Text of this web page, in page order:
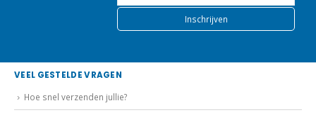
VEEL GESTELDE VRAGEN
Kan ik ook langs komen?